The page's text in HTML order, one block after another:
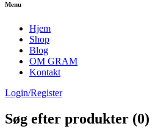
Menu
Hjem
Shop
Blog
OM GRAM
Kontakt
Login/Register
Søg efter produkter (0)